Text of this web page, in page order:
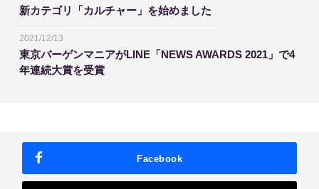
新カテゴリ「カルチャー」を始めました
2021/12/13
東京バーゲンマニアがLINE「NEWS AWARDS 2021」で4
年連続大賞を受賞
Facebook